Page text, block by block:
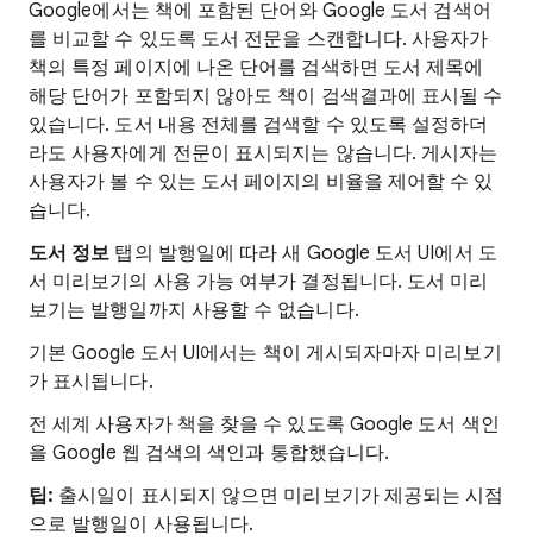
Google에서는 책에 포함된 단어와 Google 도서 검색어
를 비교할 수 있도록 도서 전문을 스캔합니다. 사용자가
책의 특정 페이지에 나온 단어를 검색하면 도서 제목에
해당 단어가 포함되지 않아도 책이 검색결과에 표시될 수
있습니다. 도서 내용 전체를 검색할 수 있도록 설정하더
라도 사용자에게 전문이 표시되지는 않습니다. 게시자는
사용자가 볼 수 있는 도서 페이지의 비율을 제어할 수 있
습니다.
도서 정보 탭의 발행일에 따라 새 Google 도서 UI에서 도
서 미리보기의 사용 가능 여부가 결정됩니다. 도서 미리
보기는 발행일까지 사용할 수 없습니다.
기본 Google 도서 UI에서는 책이 게시되자마자 미리보기
가 표시됩니다.
전 세계 사용자가 책을 찾을 수 있도록 Google 도서 색인
을 Google 웹 검색의 색인과 통합했습니다.
팁: 출시일이 표시되지 않으면 미리보기가 제공되는 시점
으로 발행일이 사용됩니다.